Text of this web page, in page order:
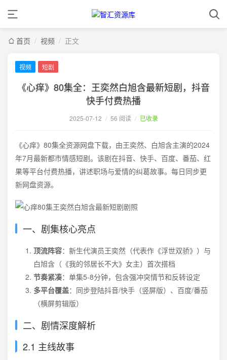
首页 / 视频 / 正文
视频 短剧
《心痒》80集全：王奕然白旭含最新短剧，抖音
快手付费热播
2025-07-12 / 56 阅读 / 已收录
《心痒》80集全资源网盘下载，由王奕然、白旭含主演的2024
年7月最新都市情感短剧。该剧在抖音、快手、百度、番茄、红
果等平台付费热播，讲述职场与爱情的纠葛故事。每日同步更
新网盘资源。
一、剧集核心亮点
顶流阵容：新生代演员王奕然（代表作《浮世双骄》）与
白旭含（《我的邻居长不大》女主）首次搭档
节奏紧凑：单集5-8分钟，包含强冲突情节和反转设定
多平台覆盖：同步登陆抖音/快手（竖屏版）、百度/番茄
（横屏剪辑版）
二、剧情深度解析
2.1 主线故事